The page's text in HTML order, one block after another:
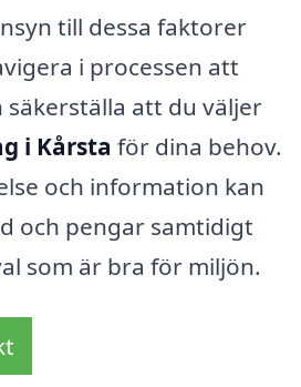
till dessa faktorer
i processen att
säkerställa att du väljer
i Kårsta för dina behov.
och information kan
och pengar samtidigt
som är bra för miljön.